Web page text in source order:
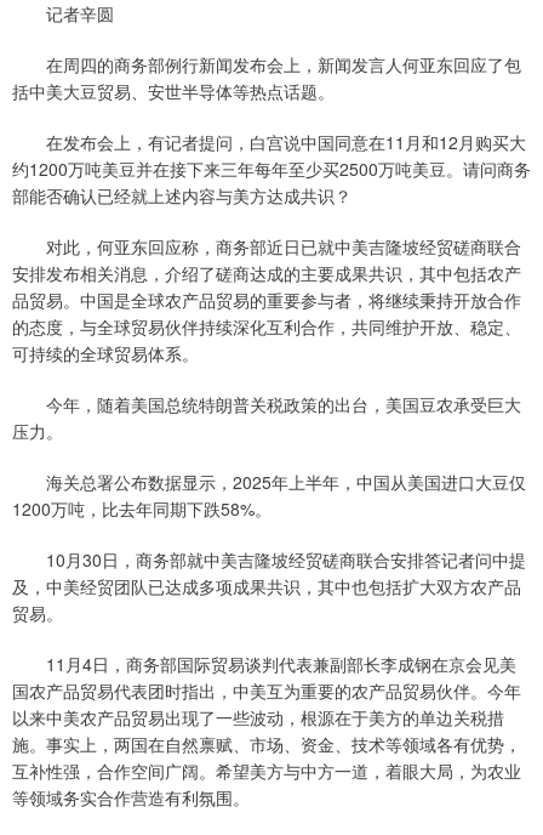
记者辛圆
在周四的商务部例行新闻发布会上，新闻发言人何亚东回应了包
括中美大豆贸易、安世半导体等热点话题。
在发布会上，有记者提问，白宫说中国同意在11月和12月购买大
约1200万吨美豆并在接下来三年每年至少买2500万吨美豆。请问商务
部能否确认已经就上述内容与美方达成共识？
对此，何亚东回应称，商务部近日已就中美吉隆坡经贸磋商联合
安排发布相关消息，介绍了磋商达成的主要成果共识，其中包括农产
品贸易。中国是全球农产品贸易的重要参与者，将继续秉持开放合作
的态度，与全球贸易伙伴持续深化互利合作，共同维护开放、稳定、
可持续的全球贸易体系。
今年，随着美国总统特朗普关税政策的出台，美国豆农承受巨大
压力。
海关总署公布数据显示，2025年上半年，中国从美国进口大豆仅
1200万吨，比去年同期下跌58%。
10月30日，商务部就中美吉隆坡经贸磋商联合安排答记者问中提
及，中美经贸团队已达成多项成果共识，其中也包括扩大双方农产品
贸易。
11月4日，商务部国际贸易谈判代表兼副部长李成钢在京会见美
国农产品贸易代表团时指出，中美互为重要的农产品贸易伙伴。今年
以来中美农产品贸易出现了一些波动，根源在于美方的单边关税措
施。事实上，两国在自然禀赋、市场、资金、技术等领域各有优势，
互补性强，合作空间广阔。希望美方与中方一道，着眼大局，为农业
等领域务实合作营造有利氛围。